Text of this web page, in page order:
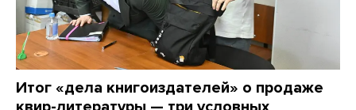
Итог «дела книгоиздателей» о продаже